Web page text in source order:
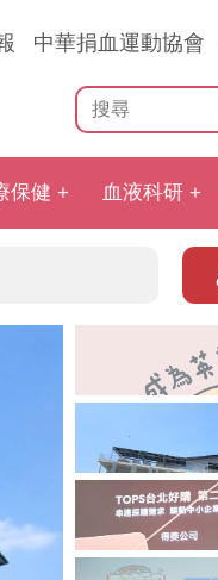
中華捐血運動協會
保健 血液科研